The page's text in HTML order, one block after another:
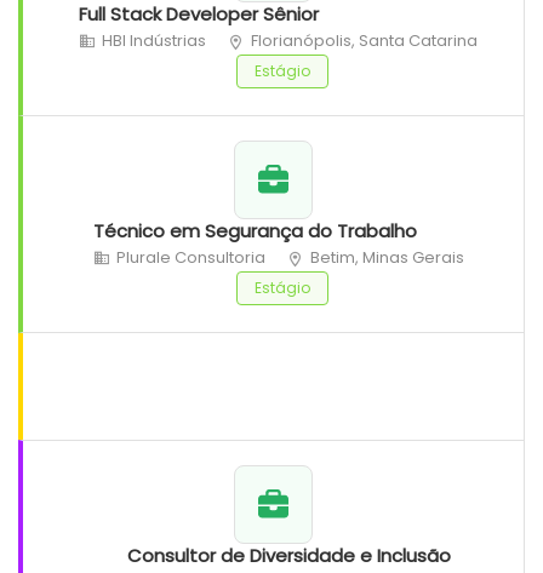
Full Stack Developer Sênior
HBI Indústrias Florianópolis, Santa Catarina
Estágio
Técnico em Segurança do Trabalho
Plurale Consultoria Betim, Minas Gerais
Estágio
Consultor de Diversidade e Inclusão